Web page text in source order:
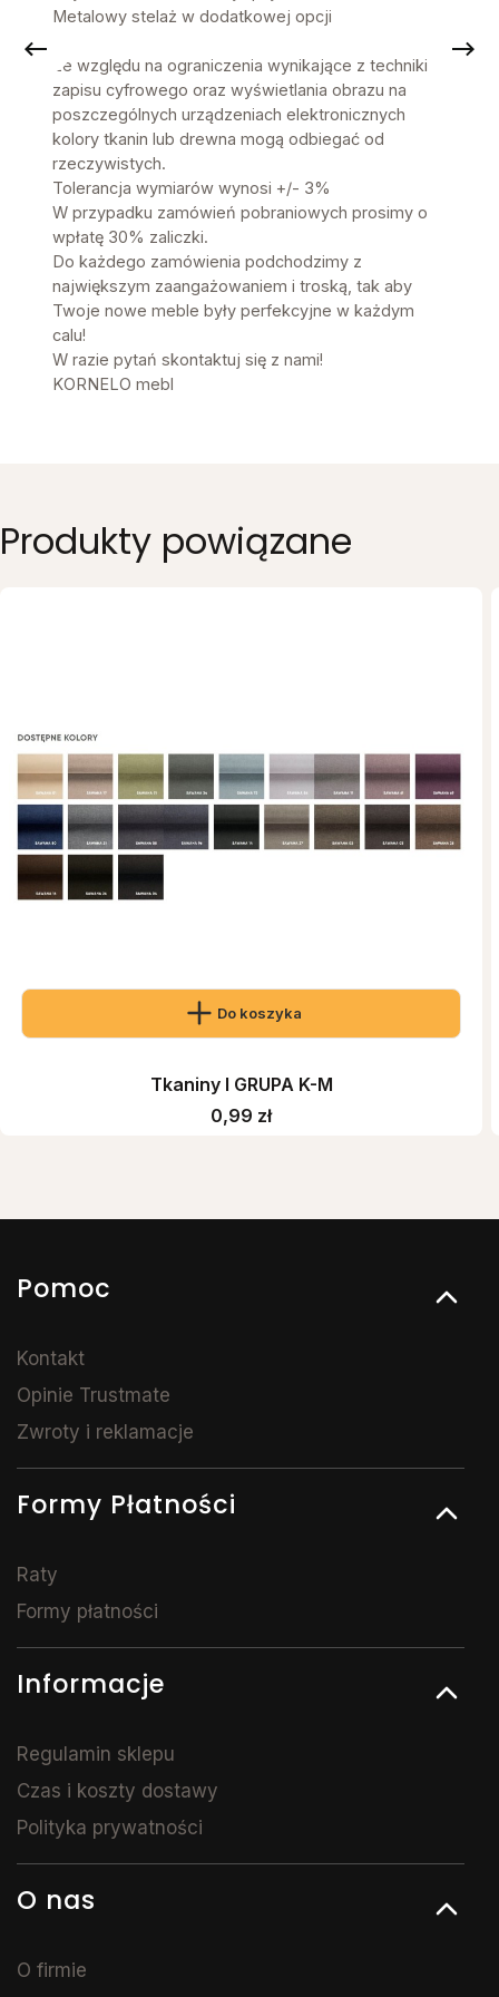
Metalowy stelaż w dodatkowej opcji
Ze względu na ograniczenia wynikające z techniki
zapisu cyfrowego oraz wyświetlania obrazu na
poszczególnych urządzeniach elektronicznych
kolory tkanin lub drewna mogą odbiegać od
rzeczywistych.
Tolerancja wymiarów wynosi +/- 3%
W przypadku zamówień pobraniowych prosimy o
wpłatę 30% zaliczki.
Do każdego zamówienia podchodzimy z
największym zaangażowaniem i troską, tak aby
Twoje nowe meble były perfekcyjne w każdym
calu!
W razie pytań skontaktuj się z nami!
KORNELO mebl
Produkty powiązane
Do koszyka
Tkaniny I GRUPA K-M
Cena
0,99 zł
Linki w stopce
Pomoc
Kontakt
Opinie Trustmate
Zwroty i reklamacje
Formy Płatności
Raty
Formy płatności
Informacje
Regulamin sklepu
Czas i koszty dostawy
Polityka prywatności
O nas
O firmie